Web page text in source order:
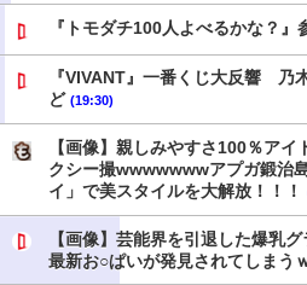
『トモダチ100人よべるかな？』
『VIVANT』一番くじ大反響 乃
ど (19:30)
【画像】親しみやすさ100％ア
クシー撮wwwwwwwアプガ鍛治
イ」で美スタイルを大解放！！！
【画像】芸能界を引退した爆乳
最新お○ぱいが発見されてしまう